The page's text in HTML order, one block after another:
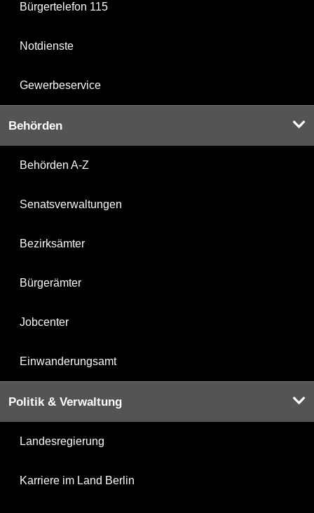
Bürgertelefon 115
Notdienste
Gewerbeservice
Behörden
Behörden A-Z
Senatsverwaltungen
Bezirksämter
Bürgerämter
Jobcenter
Einwanderungsamt
Politik & Verwaltung
Landesregierung
Karriere im Land Berlin